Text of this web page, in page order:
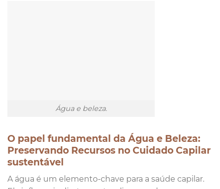
Água e beleza.
O papel fundamental da Água e Beleza:
Preservando Recursos no Cuidado Capilar
sustentável
A água é um elemento-chave para a saúde capilar.